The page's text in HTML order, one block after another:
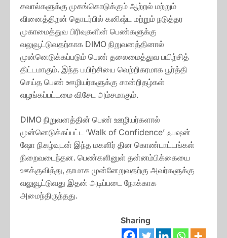
சவால்களுக்கு முகங்கொடுக்கும் ஆற்றல் மற்றும்
வினைத்திறன் தொடர்பில் கனிஷ்ட மற்றும் நடுத்தர
முகாமைத்துவ பிரிவுகளின் பெண்களுக்கு
வலுவூட்டுவதற்காக DIMO நிறுவனத்தினால்
முன்னெடுக்கப்படும் பெண் தலைமைத்துவ பயிற்சித்
திட்டமாகும். இந்த பயிற்சியை வெற்றிகரமாக பூர்த்தி
செய்த பெண் ஊழியர்களுக்கு சான்றிதழ்கள்
வழங்கப்பட்டமை விசேட அம்சமாகும்.
DIMO நிறுவனத்தின் பெண் ஊழியர்களால்
முன்னெடுக்கப்பட்ட ‘Walk of Confidence’ ஃபஷன்
ஷோ நிகழ்வுடன் இந்த மகளிர் தின கொண்டாட்டங்கள்
நிறைவடைந்தன. பெண்களினுள் தன்னம்பிக்கையை
ஊக்குவித்து, தாமாக முன்னேறுவதற்கு அவர்களுக்கு
வலுவூட்டுவது இதன் அடிப்படை நோக்காக
அமைந்திருந்தது.
Sharing